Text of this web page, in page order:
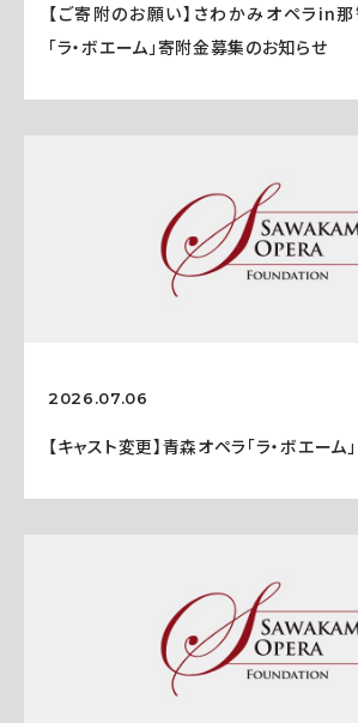
【ご寄附のお願い】さわかみオペラin
「ラ・ボエーム」寄附金募集のお知らせ
2026.07.06
【キャスト変更】青森オペラ「ラ・ボエーム」